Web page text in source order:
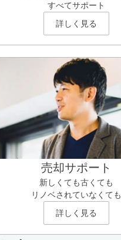
すべてサポート
詳しく見る
売却サポート
新しくても古くても
リノベされていなくても
詳しく見る